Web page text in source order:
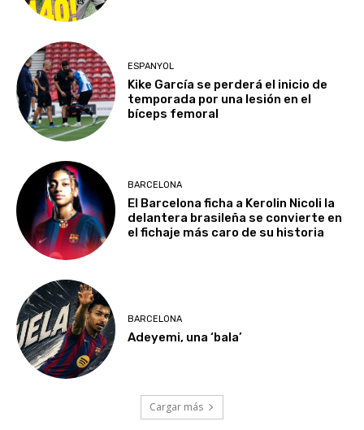
ESPANYOL
Kike García se perderá el inicio de
temporada por una lesión en el
bíceps femoral
BARCELONA
El Barcelona ficha a Kerolin Nicoli la
delantera brasileña se convierte en
el fichaje más caro de su historia
BARCELONA
Adeyemi, una ‘bala’
Cargar más